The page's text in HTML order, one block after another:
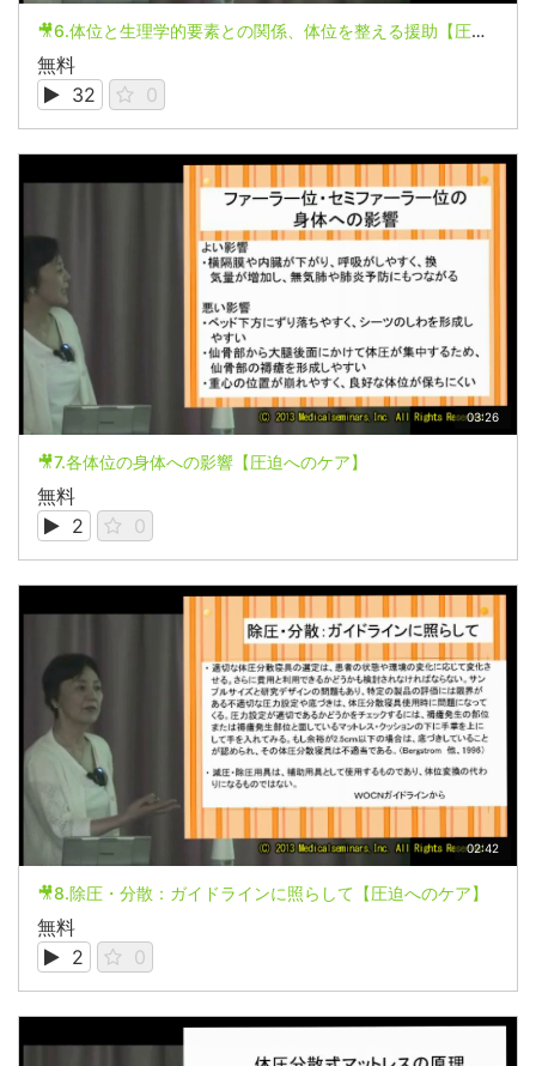
🎥6.体位と生理学的要素との関係、体位を整える援助【圧迫へのケア】
無料
32
0
03:26
🎥7.各体位の身体への影響【圧迫へのケア】
無料
2
0
02:42
🎥8.除圧・分散：ガイドラインに照らして【圧迫へのケア】
無料
2
0